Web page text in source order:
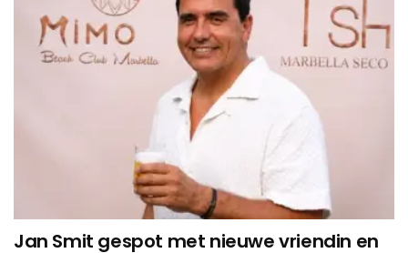
Jan Smit gespot met nieuwe vriendin en